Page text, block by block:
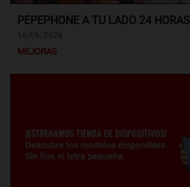
PEPEPHONE A TU LADO 24 HORAS
MEJORAS